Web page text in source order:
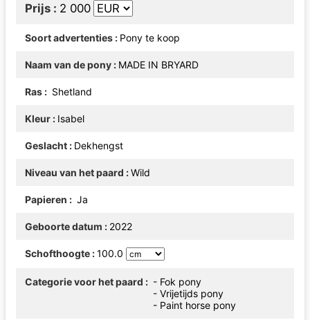
Prijs 2 000
Soort advertenties Pony te koop
Naam van de pony MADE IN BRYARD
Ras Shetland
Kleur Isabel
Geslacht Dekhengst
Niveau van het paard Wild
Papieren Ja
Geboorte datum 2022
Schofthoogte 100.0
Categorie voor het paard
- Fok pony
- Vrijetijds pony
- Paint horse pony